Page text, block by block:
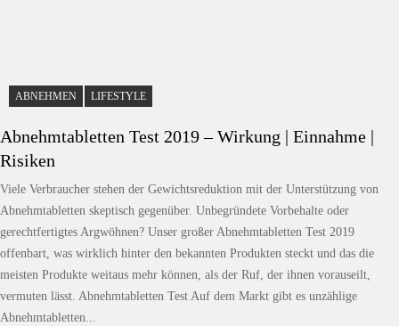
ABNEHMEN LIFESTYLE
Abnehmtabletten Test 2019 – Wirkung | Einnahme |
Risiken
Viele Verbraucher stehen der Gewichtsreduktion mit der Unterstützung von
Abnehmtabletten skeptisch gegenüber. Unbegründete Vorbehalte oder
gerechtfertigtes Argwöhnen? Unser großer Abnehmtabletten Test 2019
offenbart, was wirklich hinter den bekannten Produkten steckt und das die
meisten Produkte weitaus mehr können, als der Ruf, der ihnen vorauseilt,
vermuten lässt. Abnehmtabletten Test Auf dem Markt gibt es unzählige
Abnehmtabletten...